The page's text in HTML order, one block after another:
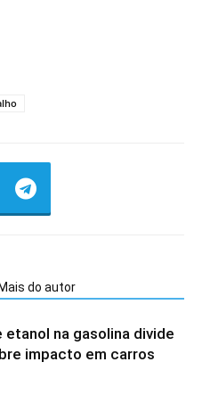
Mais do autor
etanol na gasolina divide
impacto em carros